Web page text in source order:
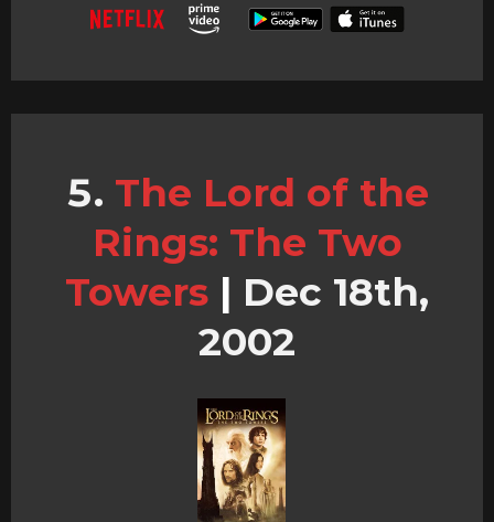
The Lord of the
Rings: The Two
Towers | Dec 18th,
2002